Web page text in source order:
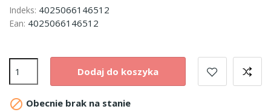
Indeks: 4025066146512
Ean: 4025066146512
Dodaj do koszyka
 Obecnie brak na stanie